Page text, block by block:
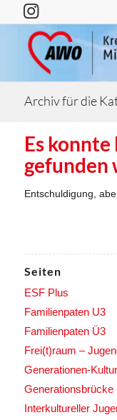
Archiv für die
Es
gefunden
Entschuldigung,
Seiten
ESF Plus
Familienpaten U3
Familienpaten Ü3
Frei(t)raum –
Generationen-
Generationsbrücke
Interkultureller